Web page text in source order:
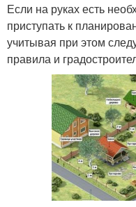
Если на руках есть
приступать к
учитывая при этом
правила и